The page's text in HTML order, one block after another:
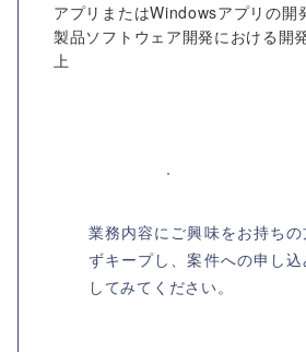
アプリまたはWindowsアプリの開
製品ソフトウェア開発における開
上
業務内容にご興味をお持ちの
ずキープし、案件への申し
してみてください。